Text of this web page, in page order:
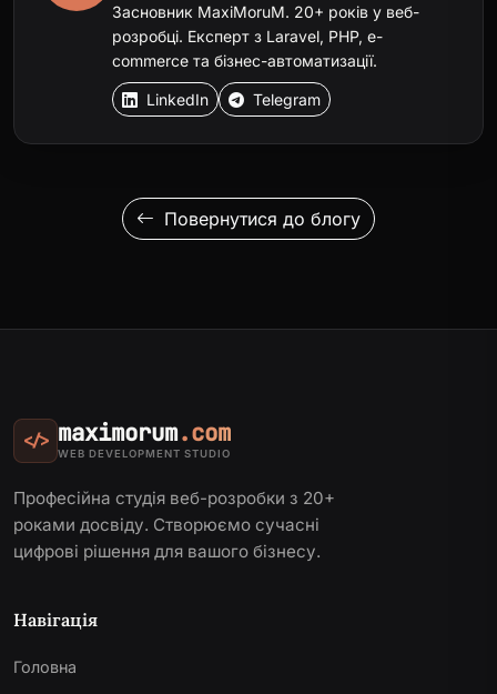
Засновник MaxiMoruM. 20+ років у веб-
розробці. Експерт з Laravel, PHP, e-
commerce та бізнес-автоматизації.
LinkedIn Telegram
Повернутися до блогу
</> maximorum.com
WEB DEVELOPMENT STUDIO
Професійна студія веб-розробки з 20+
роками досвіду. Створюємо сучасні
цифрові рішення для вашого бізнесу.
Навігація
Головна